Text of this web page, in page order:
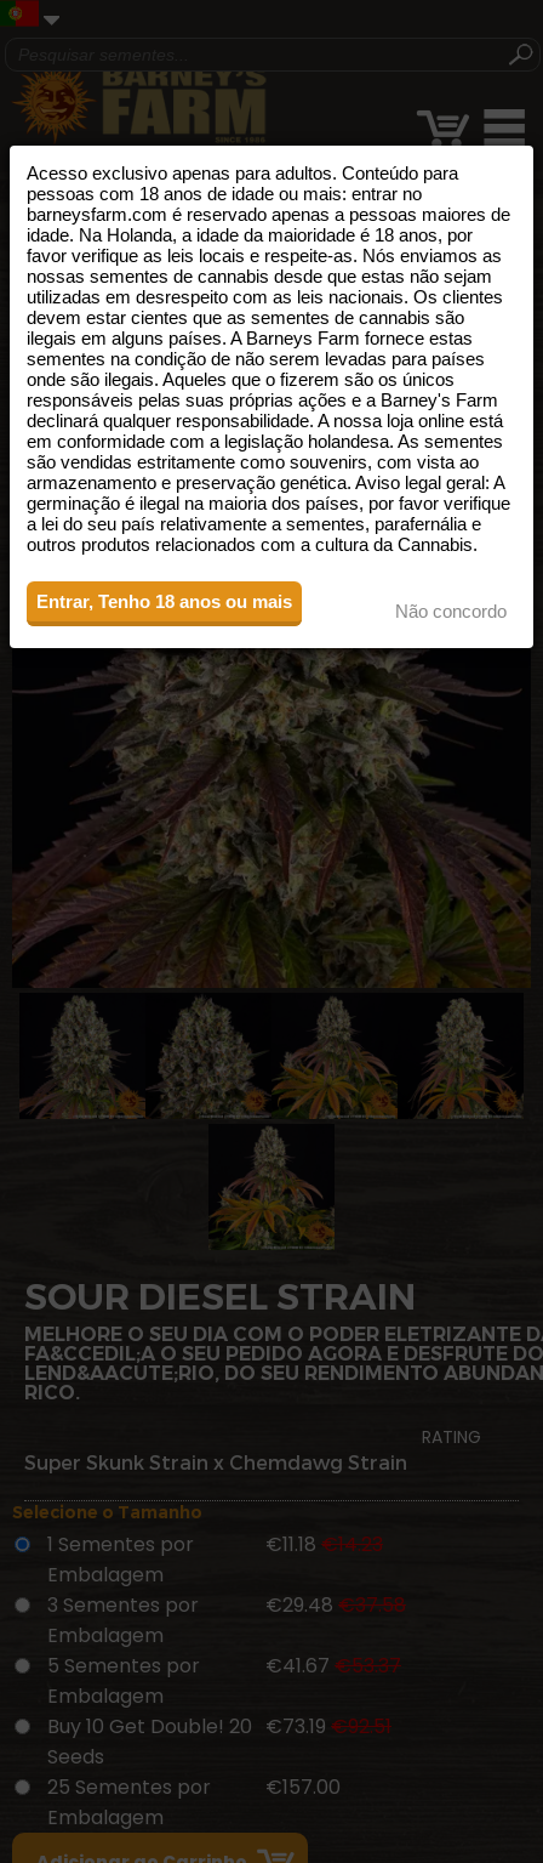
SOUR DIESEL STRAIN
MELHORE O SEU DIA COM O PODER ELETRIZANTE
FA&CCEDIL;A O SEU PEDIDO AGORA E DESFRUTE
LEND&AACUTE;RIO, DO SEU RENDIMENTO
RICO.
RATING
Super Skunk Strain x Chemdawg Strain
Selecione o Tamanho
1 Sementes por
Embalagem
€11.18 €14.23
3 Sementes por
Embalagem
€29.48 €37.58
5 Sementes por
Embalagem
€41.67 €53.37
Buy 10 Get Double! 20
Seeds
€73.19 €92.51
25 Sementes por
Embalagem
€157.00
Acesso exclusivo apenas para adultos. Conteúdo para
pessoas com 18 anos de idade ou mais: entrar no
barneysfarm.com é reservado apenas a pessoas maiores de
idade. Na Holanda, a idade da maioridade é 18 anos, por
favor verifique as leis locais e respeite-as. Nós enviamos as
nossas sementes de cannabis desde que estas não sejam
utilizadas em desrespeito com as leis nacionais. Os clientes
devem estar cientes que as sementes de cannabis são
ilegais em alguns países. A Barneys Farm fornece estas
sementes na condição de não serem levadas para países
onde são ilegais. Aqueles que o fizerem são os únicos
responsáveis pelas suas próprias ações e a Barney's Farm
declinará qualquer responsabilidade. A nossa loja online está
em conformidade com a legislação holandesa. As sementes
são vendidas estritamente como souvenirs, com vista ao
armazenamento e preservação genética. Aviso legal geral: A
germinação é ilegal na maioria dos países, por favor verifique
a lei do seu país relativamente a sementes, parafernália e
outros produtos relacionados com a cultura da Cannabis.
Entrar, Tenho 18 anos ou mais Não concordo